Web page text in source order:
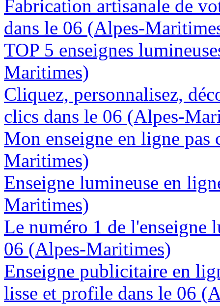
Fabrication artisanale de
dans le 06 (Alpes-
TOP 5 enseignes
Maritimes)
Cliquez, personnalisez,
clics dans le 06 (Alpes-
Mon enseigne en ligne pas
Maritimes)
Enseigne lumineuse en
Maritimes)
Le numéro 1 de l'enseigne
06 (Alpes-Maritimes)
Enseigne publicitaire en
lisse et profile dans le 06